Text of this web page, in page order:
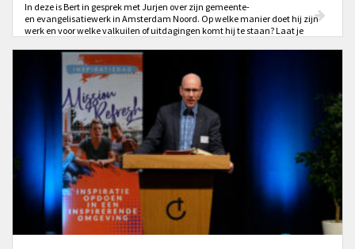
In deze is Bert in gesprek met Jurjen over zijn gemeente-
en evangelisatiewerk in Amsterdam Noord. Op welke manier doet hij zijn
werk en voor welke valkuilen of uitdagingen komt hij te staan? Laat je